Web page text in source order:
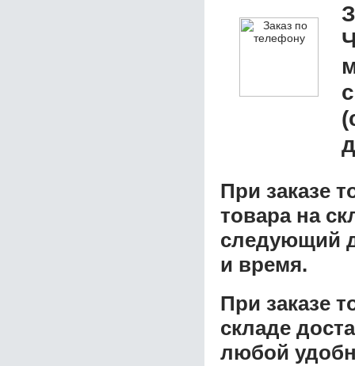
При заказе
товара на
следующий
и время.
При заказе
складе
любой